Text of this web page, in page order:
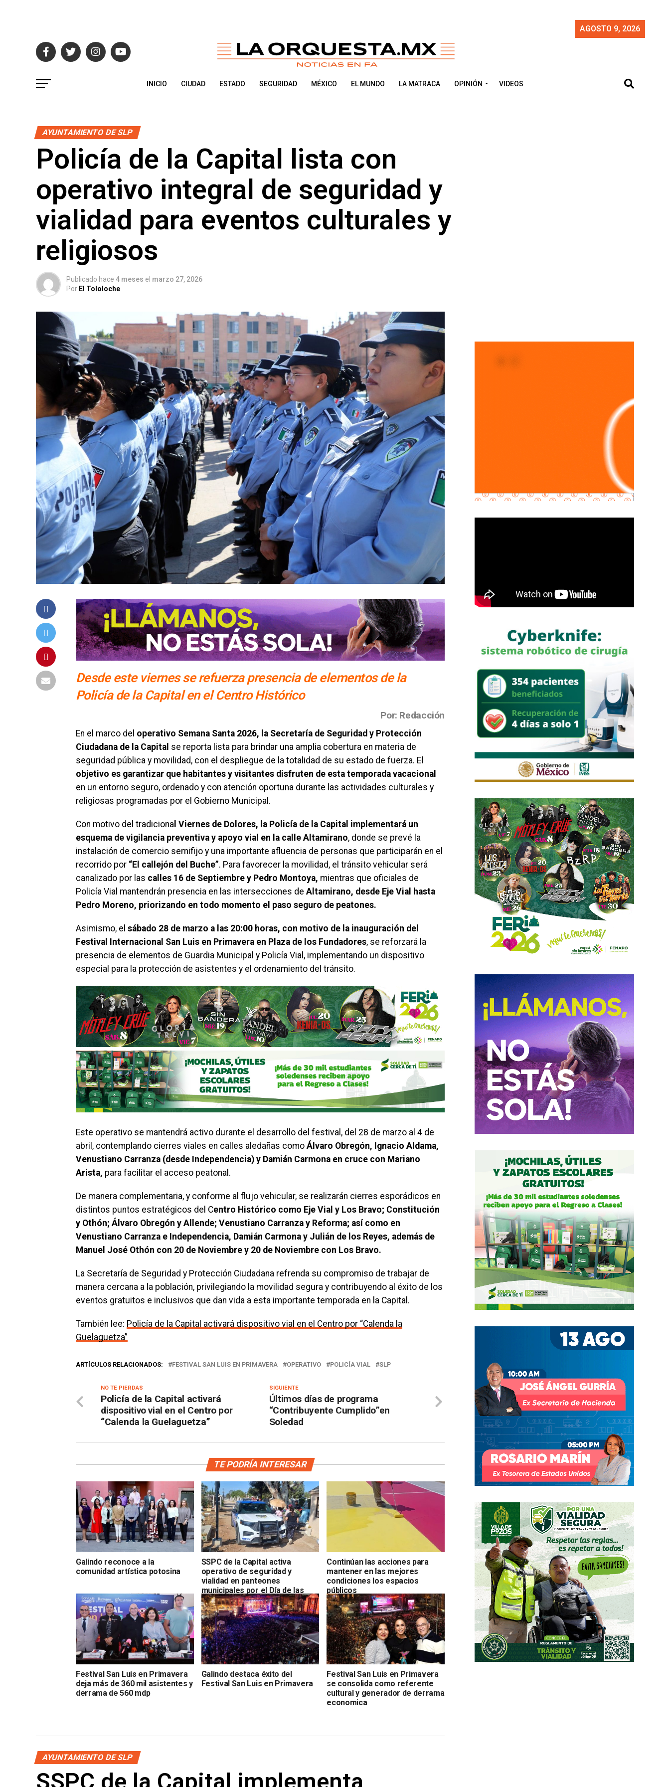
AGOSTO 9, 2026
INICIO CIUDAD ESTADO SEGURIDAD MÉXICO EL MUNDO LA MATRACA OPINIÓN VIDEOS
AYUNTAMIENTO DE SLP
Policía de la Capital lista con
operativo integral de seguridad y
vialidad para eventos culturales y
religiosos
Publicado hace 4 meses el marzo 27, 2026
Por El Tololoche
Desde este viernes se refuerza presencia de elementos de la
Policía de la Capital en el Centro Histórico
Por: Redacción
En el marco del operativo Semana Santa 2026, la Secretaría de Seguridad y Protección
Ciudadana de la Capital se reporta lista para brindar una amplia cobertura en materia de
seguridad pública y movilidad, con el despliegue de la totalidad de su estado de fuerza. E
objetivo es garantizar que habitantes y visitantes disfruten de esta temporada vacacional
en un entorno seguro, ordenado y con atención oportuna durante las actividades culturales y
religiosas programadas por el Gobierno Municipal.
Con motivo del tradiciona l Viernes de Dolores, la Policía de la Capital implementará un
esquema de vigilancia preventiva y apoyo vial en la calle Altamirano, donde se prevé la
instalación de comercio semifijo y una importante afluencia de personas que participarán en el
recorrido por “El callejón del Buche”. Para favorecer la movilidad, el tránsito vehicular será
canalizado por las calles 16 de Septiembre y Pedro Montoya, mientras que oficiales de
Policía Vial mantendrán presencia en las intersecciones de Altamirano, desde Eje Vial hasta
Pedro Moreno, priorizando en todo momento el paso seguro de peatones.
Asimismo, el sábado 28 de marzo a las 20:00 horas, con motivo de la inauguración del
Festival Internacional San Luis en Primavera en Plaza de los Fundadores, se reforzará la
presencia de elementos de Guardia Municipal y Policía Vial, implementando un dispositivo
especial para la protección de asistentes y el ordenamiento del tránsito.
Este operativo se mantendrá activo durante el desarrollo del festival, del 28 de marzo al 4 de
abril, contemplando cierres viales en calles aledañas como Álvaro Obregón, Ignacio Aldama,
Venustiano Carranza (desde Independencia) y Damián Carmona en cruce con Mariano
Arista, para facilitar el acceso peatonal.
De manera complementaria, y conforme al flujo vehicular, se realizarán cierres esporádicos en
distintos puntos estratégicos del Centro Histórico como Eje Vial y Los Bravo; Constitución
y Othón; Álvaro Obregón y Allende; Venustiano Carranza y Reforma; así como en
Venustiano Carranza e Independencia, Damián Carmona y Julián de los Reyes, además de
Manuel José Othón con 20 de Noviembre y 20 de Noviembre con Los Bravo.
La Secretaría de Seguridad y Protección Ciudadana refrenda su compromiso de trabajar de
manera cercana a la población, privilegiando la movilidad segura y contribuyendo al éxito de los
eventos gratuitos e inclusivos que dan vida a esta importante temporada en la Capital.
También lee: Policía de la Capital activará dispositivo vial en el Centro por “Calenda la
Guelaguetza”
ARTÍCULOS RELACIONADOS: FESTIVAL SAN LUIS EN PRIMAVERA OPERATIVO POLICÍA VIAL SLP
SIGUIENTE
Últimos días de programa
“Contribuyente Cumplido”en
Soledad
NO TE PIERDAS
Policía de la Capital activará
dispositivo vial en el Centro por
“Calenda la Guelaguetza”
TE PODRÍA INTERESAR
Galindo reconoce a la
comunidad artística potosina
SSPC de la Capital activa
operativo de seguridad y
vialidad en panteones
municipales por el Día de las
Madres
Continúan las acciones para
mantener en las mejores
condiciones los espacios
públicos
Festival San Luis en Primavera
deja más de 360 mil asistentes y
derrama de 560 mdp
Galindo destaca éxito del
Festival San Luis en Primavera
Festival San Luis en Primavera
se consolida como referente
cultural y generador de derrama
economica
AYUNTAMIENTO DE SLP
SSPC de la Capital implementa